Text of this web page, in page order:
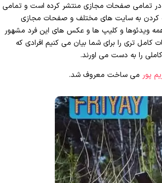
در تمامی صفحات مجازی منتشر کرده است و تمامی
کردن به سایت های مختلف و صفحات مجازی
همه ویدئوها و کلیپ ها و عکس های این فرد مشهور
کامل تری را برای شما بیان می کنیم افرادی که
را به دست می اورند.
پور می ساخت معروف شد.